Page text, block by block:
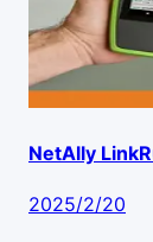
NetAlly
2025/2/20